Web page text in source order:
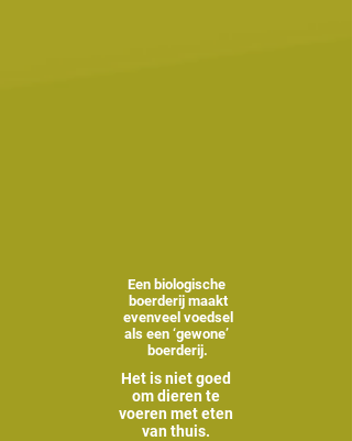
Een biologische
boerderij maakt
evenveel voedsel
als een ‘gewone’
boerderij.
Het is niet goed
om dieren te
voeren met eten
van thuis.